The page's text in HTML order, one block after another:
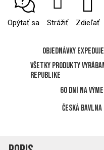
Opýtať sa Strážiť Zdieľať
Objednávky
Všetky produkty
republike
60 dní na
Česká